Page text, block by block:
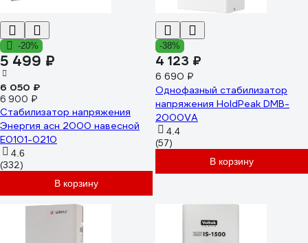
-20%
5 499 ₽
6 050 ₽
6 900 ₽
Стабилизатор напряжения
Энергия асн 2000 навесной
Е0101-0210
4.6
(332)
В корзину
-38%
4 123 ₽
6 690 ₽
Однофазный стабилизатор
напряжения HoldPeak DMB-
2000VA
4.4
(57)
В корзину